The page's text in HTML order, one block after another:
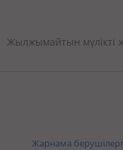
Жылжымайтын мүлікті
Жарнама